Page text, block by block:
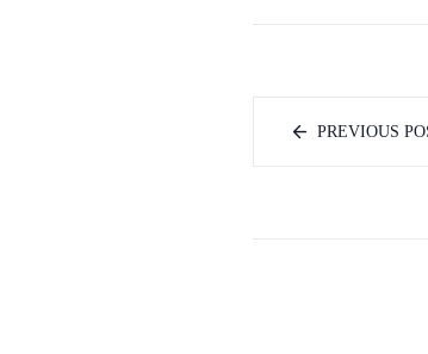
PREVIOUS